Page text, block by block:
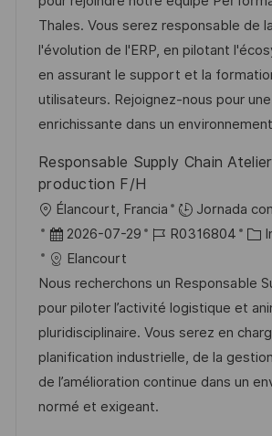
i
ó
n
d
e
p
u
b
i
e
m
p
l
e
g
o
r
í
a
Thales. Vous serez responsable de
l'évolution de l'ERP, en pilotant
en assurant le support et la
utilisateurs. Rejoignez-nous pour
enrichissante dans un
Responsable Supply Chain
production F/H
U
b
c
a
c
i
ó
n
Élancourt, Francia
Jornada
F
e
c
h
a
d
e
p
2026-07-29
I
d
e
e
m
p
l
R0316804
C
t
e
g
o
r
Elancourt
Nous recherchons un Responsable
pour piloter l’activité logistique et
pluridisciplinaire. Vous serez en
planification industrielle, de la
de l’amélioration continue dans un
normé et exigeant.